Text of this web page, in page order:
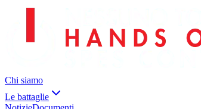
Chi siamo
Le battaglie